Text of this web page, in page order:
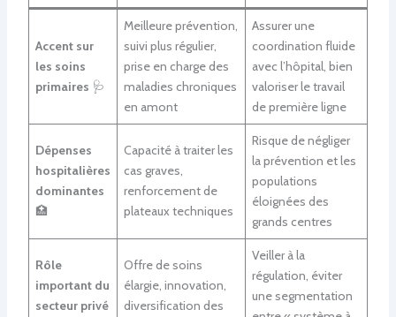
Accent sur
les soins
primaires 🩺
Meilleure prévention,
suivi plus régulier,
prise en charge des
maladies chroniques
en amont
Assurer une
coordination fluide
avec l’hôpital, bien
valoriser le travail
de première ligne
Dépenses
hospitalières
dominantes
🏥
Capacité à traiter les
cas graves,
renforcement de
plateaux techniques
Risque de négliger
la prévention et les
populations
éloignées des
grands centres
Rôle
important du
secteur privé
Offre de soins
élargie, innovation,
diversification des
Veiller à la
régulation, éviter
une segmentation